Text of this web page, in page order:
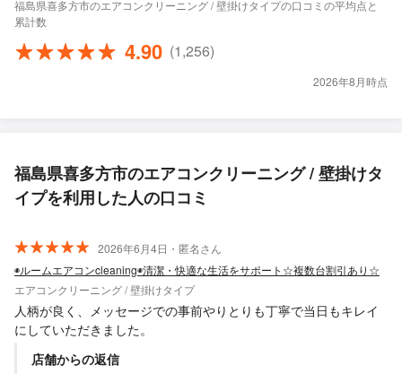
福島県喜多方市のエアコンクリーニング / 壁掛けタイプの口コミの平均点と
累計数
4.90 (1,256)
2026年8月時点
福島県喜多方市のエアコンクリーニング / 壁掛けタ
イプを利用した人の口コミ
2026年6月4日・匿名さん
◉ルームエアコンcleaning◉清潔・快適な生活をサポート☆複数台割引あり☆
エアコンクリーニング / 壁掛けタイプ
人柄が良く、メッセージでの事前やりとりも丁寧で当日もキレイ
にしていただきました。
店舗からの返信